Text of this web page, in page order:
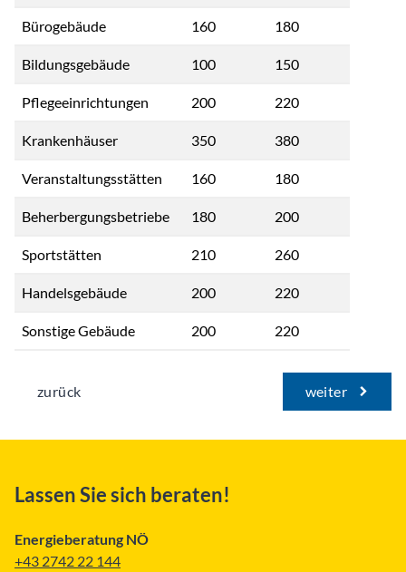
Bürogebäude 160 180
Bildungsgebäude 100 150
Pflegeeinrichtungen 200 220
Krankenhäuser 350 380
Veranstaltungsstätten 160 180
Beherbergungsbetriebe 180 200
Sportstätten 210 260
Handelsgebäude 200 220
Sonstige Gebäude 200 220
weiter
zurück
Lassen Sie sich beraten!
Energieberatung NÖ
+43 2742 22 144